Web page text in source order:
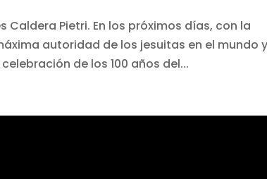
Caldera Pietri. En los próximos días, con la
autoridad de los jesuitas en el mundo
de los 100 años del...